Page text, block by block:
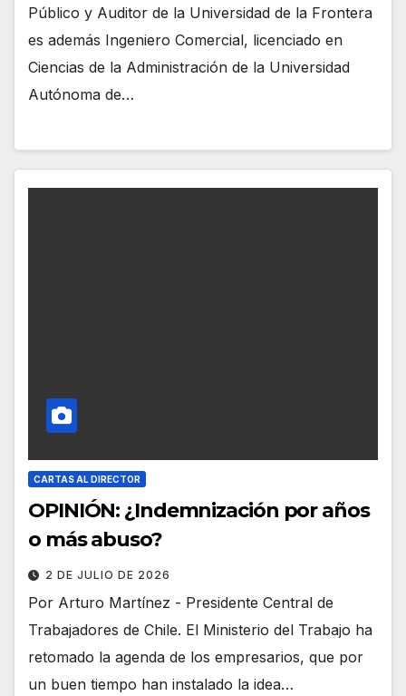
Público y Auditor de la Universidad de la Frontera
es además Ingeniero Comercial, licenciado en
Ciencias de la Administración de la Universidad
Autónoma de…
CARTAS AL DIRECTOR
OPINIÓN: ¿Indemnización por años
o más abuso?
2 DE JULIO DE 2026
Por Arturo Martínez - Presidente Central de
Trabajadores de Chile. El Ministerio del Trabajo ha
retomado la agenda de los empresarios, que por
un buen tiempo han instalado la idea…